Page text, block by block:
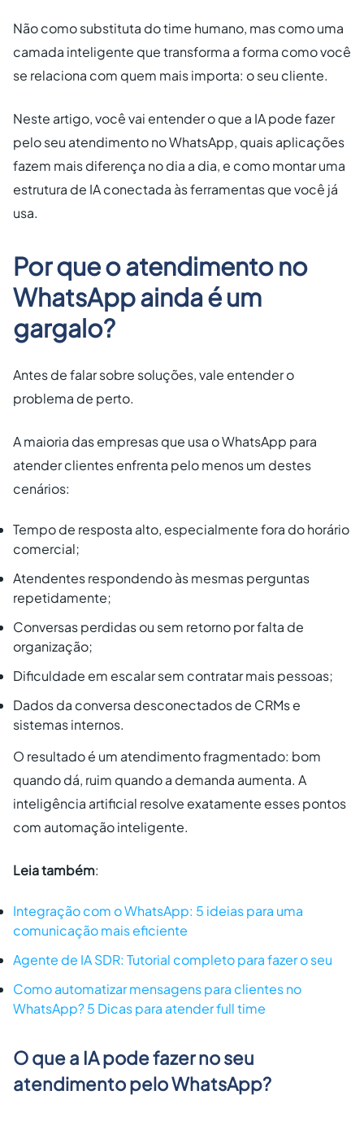
Não como substituta do time humano, mas como uma
camada inteligente que transforma a forma como você
se relaciona com quem mais importa: o seu cliente.
Neste artigo, você vai entender o que a IA pode fazer
pelo seu atendimento no WhatsApp, quais aplicações
fazem mais diferença no dia a dia, e como montar uma
estrutura de IA conectada às ferramentas que você já
usa.
Por que o atendimento no
WhatsApp ainda é um
gargalo?
Antes de falar sobre soluções, vale entender o
problema de perto.
A maioria das empresas que usa o WhatsApp para
atender clientes enfrenta pelo menos um destes
cenários:
Tempo de resposta alto, especialmente fora do horário
comercial;
Atendentes respondendo às mesmas perguntas
repetidamente;
Conversas perdidas ou sem retorno por falta de
organização;
Dificuldade em escalar sem contratar mais pessoas;
Dados da conversa desconectados de CRMs e
sistemas internos.
O resultado é um atendimento fragmentado: bom
quando dá, ruim quando a demanda aumenta. A
inteligência artificial resolve exatamente esses pontos
com automação inteligente.
Leia também:
Integração com o WhatsApp: 5 ideias para uma
comunicação mais eficiente
Agente de IA SDR: Tutorial completo para fazer o seu
Como automatizar mensagens para clientes no
WhatsApp? 5 Dicas para atender full time
O que a IA pode fazer no seu
atendimento pelo WhatsApp?